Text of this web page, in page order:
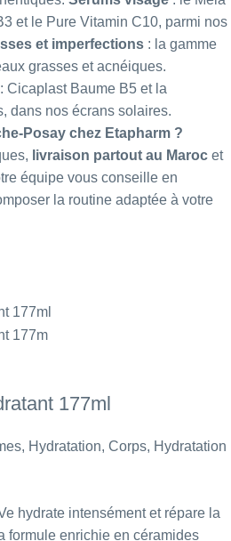
et le Pure Vitamin C10, parmi nos
et imperfections : la gamme
grasses et acnéiques.
: Cicaplast Baume B5 et la
dans nos écrans solaires.
Posay chez Etapharm ?
livraison partout au Maroc et
équipe vous conseille en
la routine adaptée à votre
177ml
, Hydratation, Corps, Hydratation
hydrate intensément et répare la
formule enrichie en céramides